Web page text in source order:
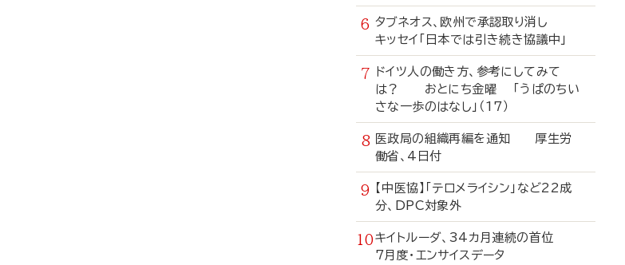
タブネオス、欧州で承認取り消し
キッセイ「日本では引き続き協議中」
ドイツ人の働き方、参考にしてみて
は？ おとにち金曜 「うぱのちい
さな一歩のはなし」（17）
医政局の組織再編を通知 厚生労
働省、4日付
【中医協】「テロメライシン」など22成
分、DPC対象外
キイトルーダ、34カ月連続の首位
7月度・エンサイスデータ